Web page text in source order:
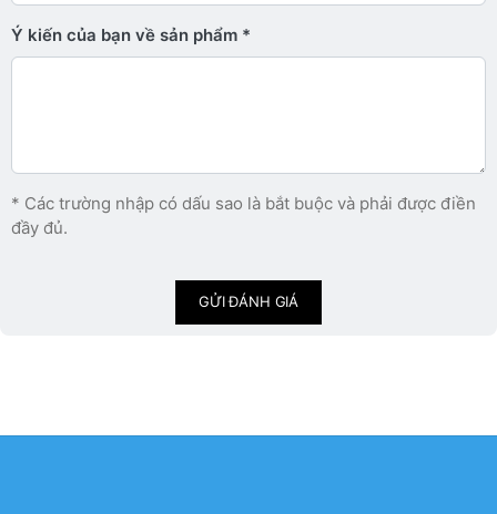
Ý kiến ​​của bạn về sản phẩm
* Các trường nhập có dấu sao là bắt buộc và phải được điền
đầy đủ.
GỬI ĐÁNH GIÁ